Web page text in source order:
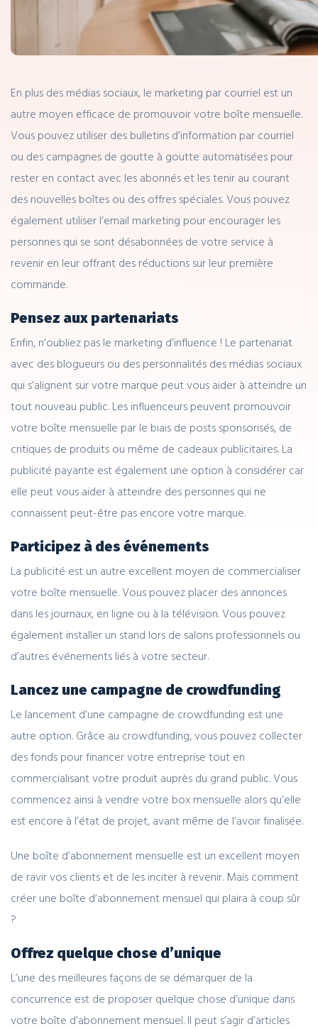
En plus des médias sociaux, le marketing par courriel est un
autre moyen efficace de promouvoir votre boîte mensuelle.
Vous pouvez utiliser des bulletins d’information par courriel
ou des campagnes de goutte à goutte automatisées pour
rester en contact avec les abonnés et les tenir au courant
des nouvelles boîtes ou des offres spéciales. Vous pouvez
également utiliser l’email marketing pour encourager les
personnes qui se sont désabonnées de votre service à
revenir en leur offrant des réductions sur leur première
commande.
Pensez aux partenariats
Enfin, n’oubliez pas le marketing d’influence ! Le partenariat
avec des blogueurs ou des personnalités des médias sociaux
qui s’alignent sur votre marque peut vous aider à atteindre un
tout nouveau public. Les influenceurs peuvent promouvoir
votre boîte mensuelle par le biais de posts sponsorisés, de
critiques de produits ou même de cadeaux publicitaires. La
publicité payante est également une option à considérer car
elle peut vous aider à atteindre des personnes qui ne
connaissent peut-être pas encore votre marque.
Participez à des événements
La publicité est un autre excellent moyen de commercialiser
votre boîte mensuelle. Vous pouvez placer des annonces
dans les journaux, en ligne ou à la télévision. Vous pouvez
également installer un stand lors de salons professionnels ou
d’autres événements liés à votre secteur.
Lancez une campagne de crowdfunding
Le lancement d’une campagne de crowdfunding est une
autre option. Grâce au crowdfunding, vous pouvez collecter
des fonds pour financer votre entreprise tout en
commercialisant votre produit auprès du grand public. Vous
commencez ainsi à vendre votre box mensuelle alors qu’elle
est encore à l’état de projet, avant même de l’avoir finalisée.
Une boîte d’abonnement mensuelle est un excellent moyen
de ravir vos clients et de les inciter à revenir. Mais comment
créer une boîte d’abonnement mensuel qui plaira à coup sûr
?
Offrez quelque chose d’unique
L’une des meilleures façons de se démarquer de la
concurrence est de proposer quelque chose d’unique dans
votre boîte d’abonnement mensuel. Il peut s’agir d’articles